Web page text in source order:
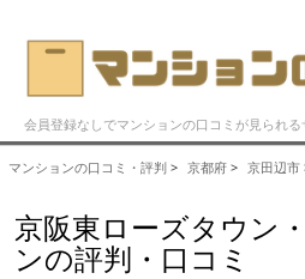
会員登録なしでマンションの口コミが見られる
マンションの口コミ・評判 > 京都府 > 京田辺市
京阪東ローズタウン
ンの評判・口コミ